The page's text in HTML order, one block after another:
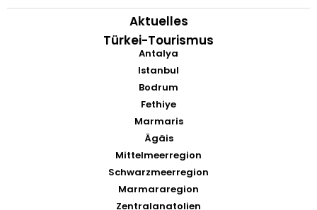
Aktuelles
Türkei-Tourismus
Antalya
Istanbul
Bodrum
Fethiye
Marmaris
Ägäis
Mittelmeerregion
Schwarzmeerregion
Marmararegion
Zentralanatolien